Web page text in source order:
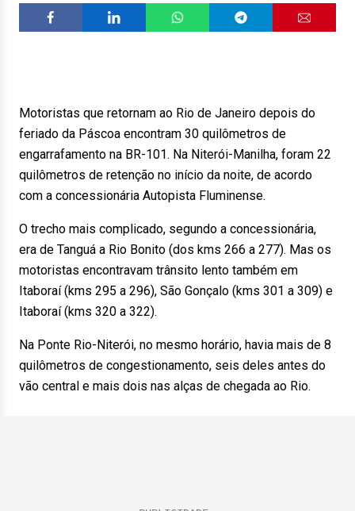
Motoristas que retornam ao Rio de Janeiro depois do
feriado da Páscoa encontram 30 quilômetros de
engarrafamento na BR-101. Na Niterói-Manilha, foram 22
quilômetros de retenção no início da noite, de acordo
com a concessionária Autopista Fluminense.
O trecho mais complicado, segundo a concessionária,
era de Tanguá a Rio Bonito (dos kms 266 a 277). Mas os
motoristas encontravam trânsito lento também em
Itaboraí (kms 295 a 296), São Gonçalo (kms 301 a 309) e
Itaboraí (kms 320 a 322).
Na Ponte Rio-Niterói, no mesmo horário, havia mais de 8
quilômetros de congestionamento, seis deles antes do
vão central e mais dois nas alças de chegada ao Rio.